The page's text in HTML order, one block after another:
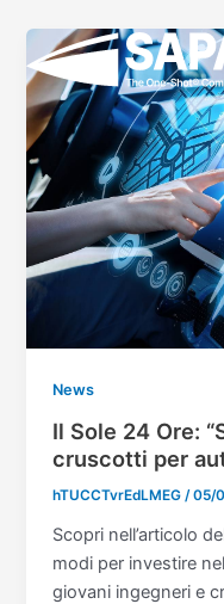
contenuto
News
Il Sole 24 Ore:
cruscotti per
hTUCCTvrEdLMEG/05/
Scopri nell’articolo
modi per investire
giovani ingegneri e
articoli